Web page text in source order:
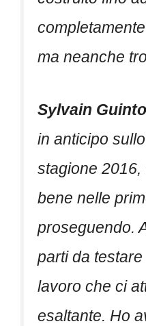
ma neanche
Sylvain
in anticipo
stagione 2016,
bene nelle
proseguendo.
parti da
lavoro che ci
esaltante. Ho